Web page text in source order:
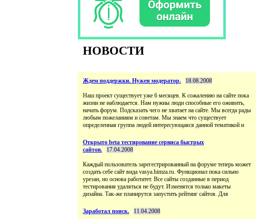
НОВОСТИ
Ждем поддержки. Нужен модератор. 18.08.2008
Наш проект существует уже 6 месяцев. К сожалению на сайте пока
жизни не наблюдается. Нам нужны люди способные его оживить,
начать форум. Подсказать чего не хватает на сайте. Мы всегда рады
любым пожеланиям и советам. Мы знаем что существует
определенная группа людей интересующаяся данной тематикой и
Открыто beta тестирование сервиса быстрых
сайтов.
17.04.2008
Каждый пользователь зарегестрированный на форуме теперь может
создать себе сайт вида vasya.himza.ru. Функционал пока сильно
урезан, но основа работатет. Все сайты созданные в период
тестирования удаляться не будут. Изменятся только макеты
дизайна. Так-же планирутся запустить рейтинг сайтов. Для
Заработал поиск. 11.04.2008